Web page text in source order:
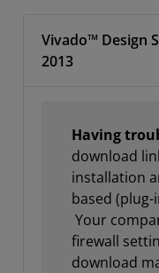
Vivado™ Design
2013
Having
download
installation
based
Your
firewall
download